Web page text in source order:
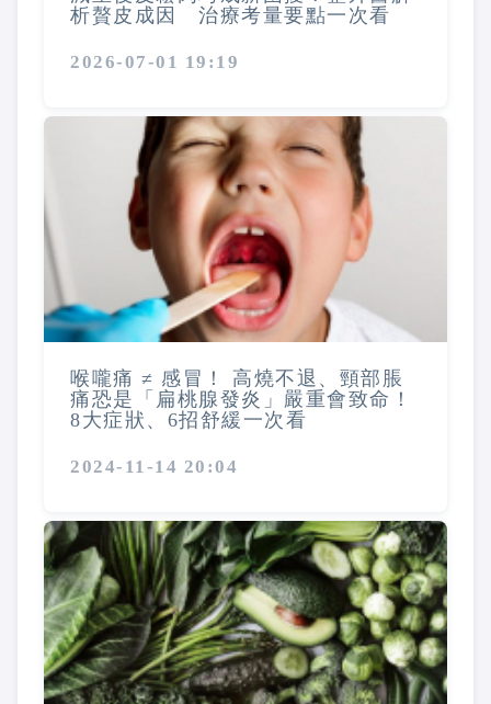
析贅皮成因 治療考量要點一次看
2026-07-01 19:19
喉嚨痛 ≠ 感冒！ 高燒不退、頸部脹
痛恐是「扁桃腺發炎」嚴重會致命！
8大症狀、6招舒緩一次看
2024-11-14 20:04